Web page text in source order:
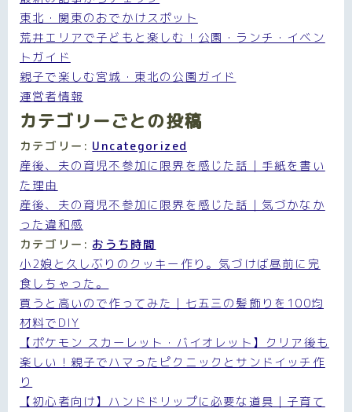
東北・関東のおでかけスポット
荒井エリアで子どもと楽しむ！公園・ランチ・イベン
トガイド
親子で楽しむ宮城・東北の公園ガイド
運営者情報
カテゴリーごとの投稿
カテゴリー: Uncategorized
産後、夫の育児不参加に限界を感じた話｜手紙を書い
た理由
産後、夫の育児不参加に限界を感じた話｜気づかなか
った違和感
カテゴリー: おうち時間
小2娘と久しぶりのクッキー作り。気づけば昼前に完
食しちゃった。
買うと高いので作ってみた｜七五三の髪飾りを100均
材料でDIY
【ポケモン スカーレット・バイオレット】クリア後も
楽しい！親子でハマったピクニックとサンドイッチ作
り
【初心者向け】ハンドドリップに必要な道具｜子育て